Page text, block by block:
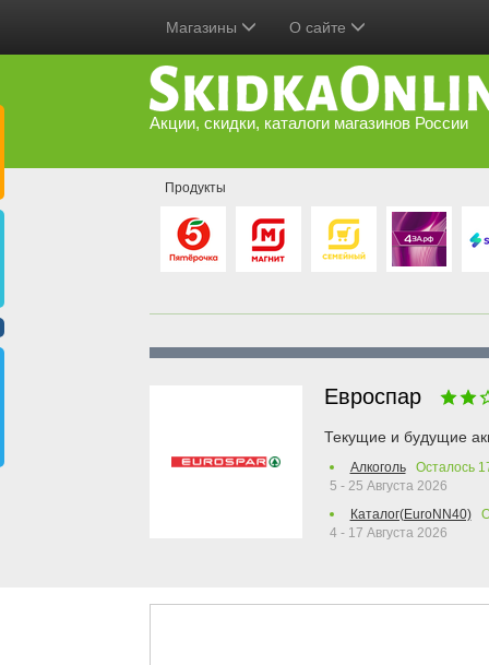
Магазины О сайте
Акции, скидки, каталоги магазинов России
Продукты
Евроспар
Текущие и будущие
Алкоголь Осталось
5 - 25 Августа 2026
Каталог(EuroNN40)
4 - 17 Августа 2026